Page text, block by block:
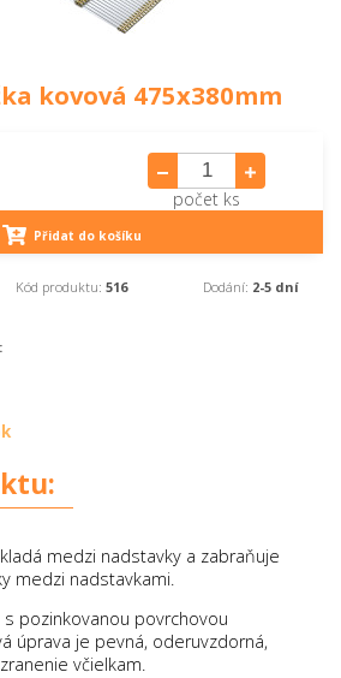
kovová 475x380mm
počet ks
Přidat do košíku
Kód produktu:516 Dodání: 2-5 dní
medzi nadstavky a zabraňuje
medzi nadstavkami.
pozinkovanou povrchovou
úprava je pevná, oderuvzdorná,
včielkam.